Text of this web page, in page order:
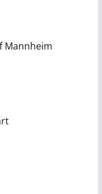
Mannheim